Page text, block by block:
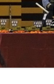
DE INSCRIPCIÓN